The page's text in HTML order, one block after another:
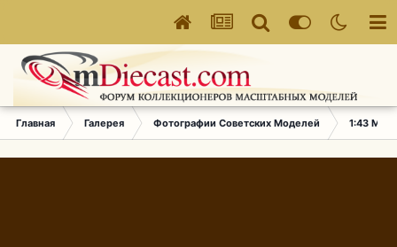
Главная Галерея Фотографии Советских Моделей 1:43